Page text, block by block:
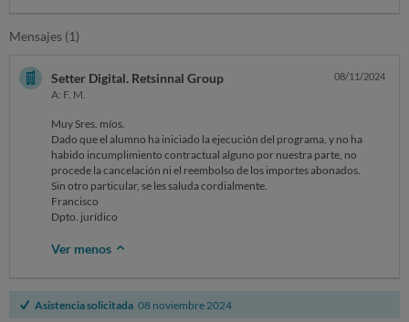
incumplimientos de las condiciones pactadas. A continuación, detallo
1-Acceso limitado a los materiales didácticos: Aunque sus condiciones
generales mencionan que todos los materiales estarán disponibles
fraccionada, lo que impide el acceso completo a los contenidos desde
el momento en que se inicia el curso.
2-Suspensión de tutorías y cambio de formador: Aunque las
condiciones generales del curso no especifican que haya tutorías
semanales en directo ni que se deba contar con un formador en
concreto, estas condiciones sí se mencionaron explícitamente en la
la cual se accede solo después de haber adquirido el curso. La empresa,
suspendidas y el formador, reconocido por ellos mismos, no estará
Mensajes (1)
Setter Digital. Retsinnal Group
A: F. M.
08/11/2024
Muy Sres. míos.
Dado que el alumno ha iniciado la ejecución del programa, y no ha
habido incumplimiento contractual alguno por nuestra parte, no
procede la cancelación ni el reembolso de los importes abonados.
Sin otro particular, se les saluda cordialmente.
Francisco
Dpto. jurídico
Ver menos
Asistencia solicitada 08 noviembre 2024